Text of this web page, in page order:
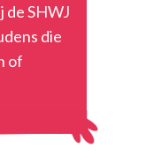
de SHWJ
die
of